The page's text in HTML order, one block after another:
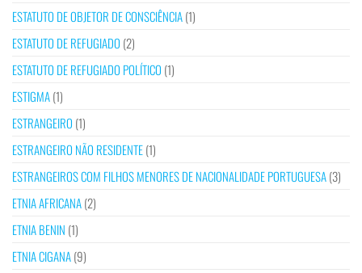
ESTATUTO DE OBJETOR DE CONSCIÊNCIA(1)
ESTATUTO DE REFUGIADO (2)
ESTATUTO DE REFUGIADO POLÍTICO (1)
ESTIGMA(1)
ESTRANGEIRO (1)
ESTRANGEIRO NÃO RESIDENTE(1)
ESTRANGEIROS COM FILHOS MENORES DE NACIONALIDADE PORTUGUESA(3)
ETNIA AFRICANA(2)
ETNIA BENIN (1)
ETNIA CIGANA(9)